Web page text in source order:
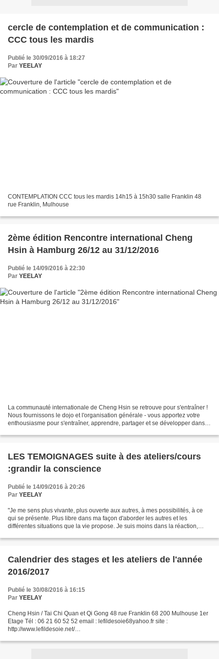
cercle de contemplation et de communication :
CCC tous les mardis
Publié le 30/09/2016 à 18:27
Par YEELAY
CONTEMPLATION CCC tous les mardis 14h15 à 15h30 salle Franklin 48
rue Franklin, Mulhouse
2ème édition Rencontre international Cheng
Hsin à Hamburg 26/12 au 31/12/2016
Publié le 14/09/2016 à 22:30
Par YEELAY
La communauté internationale de Cheng Hsin se retrouve pour s'entraîner !
Nous fournissons le dojo et l'organisation générale - vous apportez votre
enthousiasme pour s'entraîner, apprendre, partager et se développer dans
LES TEMOIGNAGES suite à des ateliers/cours
:grandir la conscience
Publié le 14/09/2016 à 20:26
Par YEELAY
"Je me sens plus vivante, plus ouverte aux autres, à mes possibilités, à ce
qui se présente. Plus libre dans ma façon d'aborder les autres et les
différentes situations que la vie propose. Je suis moins dans la réaction,
Calendrier des stages et les ateliers de l'année
2016/2017
Publié le 30/08/2016 à 16:15
Par YEELAY
Cheng Hsin / Tai Chi Quan et Qi Gong 48 rue Franklin 68 200 Mulhouse 1er
Etage Tél : 06 21 60 52 52 email : lefildesoie68yahoo.fr site :
http://www.lefildesoie.net/
___________________________________________________________